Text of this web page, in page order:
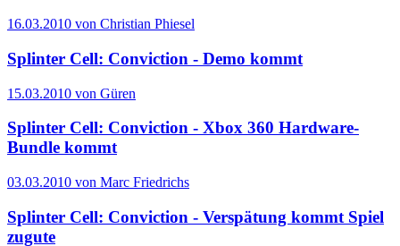
16.03.2010 von Christian Phiesel
Splinter Cell: Conviction - Demo kommt
15.03.2010 von Güren
Splinter Cell: Conviction - Xbox 360 Hardware-
Bundle kommt
03.03.2010 von Marc Friedrichs
Splinter Cell: Conviction - Verspätung kommt Spiel
zugute